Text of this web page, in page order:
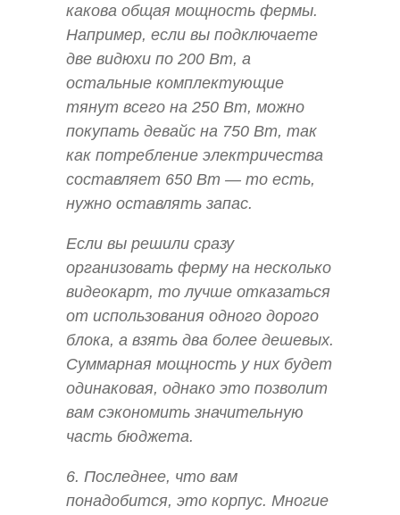
какова общая мощность фермы.
Например, если вы подключаете
две видюхи по 200 Вт, а
остальные комплектующие
тянут всего на 250 Вт, можно
покупать девайс на 750 Вт, так
как потребление электричества
составляет 650 Вт — то есть,
нужно оставлять запас.
Если вы решили сразу
организовать ферму на несколько
видеокарт, то лучше отказаться
от использования одного дорого
блока, а взять два более дешевых.
Суммарная мощность у них будет
одинаковая, однако это позволит
вам сэкономить значительную
часть бюджета.
6. Последнее, что вам
понадобится, это корпус. Многие